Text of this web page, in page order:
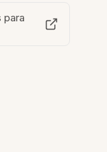
para